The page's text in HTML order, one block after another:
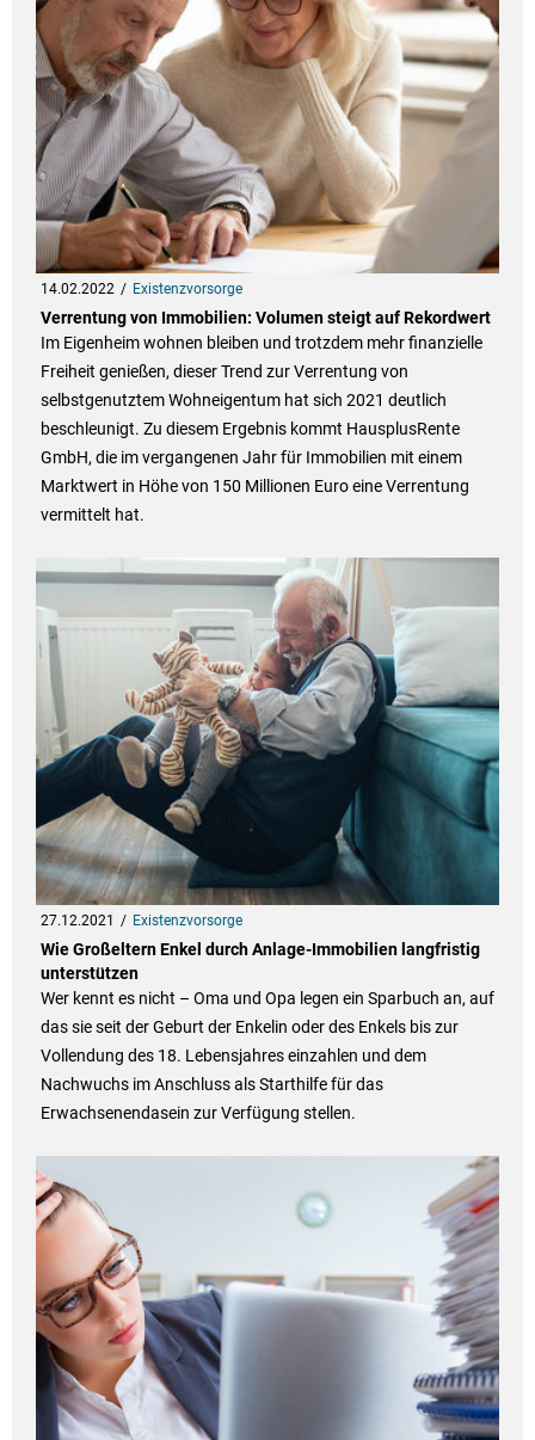
14.02.2022 Existenzvorsorge
Verrentung von Immobilien: Volumen steigt auf Rekordwert
Im Eigenheim wohnen bleiben und trotzdem mehr finanzielle
Freiheit genießen, dieser Trend zur Verrentung von
selbstgenutztem Wohneigentum hat sich 2021 deutlich
beschleunigt. Zu diesem Ergebnis kommt HausplusRente
GmbH, die im vergangenen Jahr für Immobilien mit einem
Marktwert in Höhe von 150 Millionen Euro eine Verrentung
vermittelt hat.
27.12.2021 Existenzvorsorge
Wie Großeltern Enkel durch Anlage-Immobilien langfristig
unterstützen
Wer kennt es nicht – Oma und Opa legen ein Sparbuch an, auf
das sie seit der Geburt der Enkelin oder des Enkels bis zur
Vollendung des 18. Lebensjahres einzahlen und dem
Nachwuchs im Anschluss als Starthilfe für das
Erwachsenendasein zur Verfügung stellen.